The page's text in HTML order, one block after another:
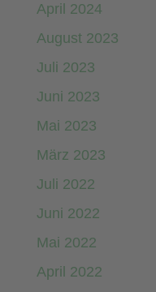
April 2024
August 2023
Juli 2023
Juni 2023
Mai 2023
März 2023
Juli 2022
Juni 2022
Mai 2022
April 2022